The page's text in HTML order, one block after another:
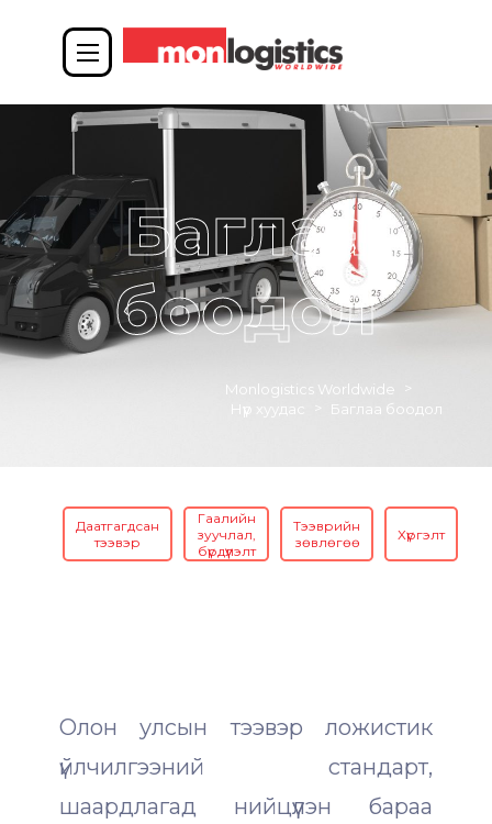
Баглаа
боодол
Monlogistics Worldwide
>
Нүүр хуудас
Баглаа боодол
Даатгагдсан
тээвэр
Гаалийн
зуучлал,
бүрдүүлэлт
Тээврийн
зөвлөгөө
Хүргэлт
Олон улсын тээвэр ложистик
үйлчилгээний стандарт,
шаардлагад нийцүүлэн бараа